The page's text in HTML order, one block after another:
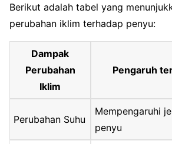
Berikut adalah tabel yang
perubahan iklim terhadap penyu:
Dampak
Perubahan
Iklim
Pengaruh
Perubahan Suhu
Mempengaruhi
penyu